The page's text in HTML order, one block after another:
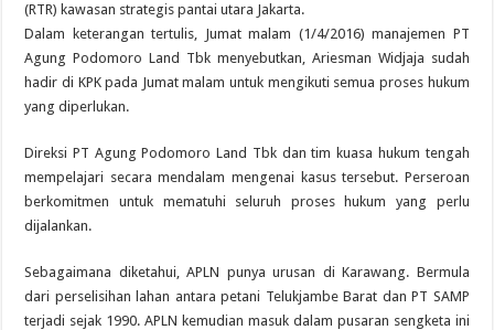
(RTR) kawasan strategis pantai utara Jakarta.
Dalam keterangan tertulis, Jumat malam (1/4/2016) manajemen PT
Agung Podomoro Land Tbk menyebutkan, Ariesman Widjaja sudah
hadir di KPK pada Jumat malam untuk mengikuti semua proses hukum
yang diperlukan.
Direksi PT Agung Podomoro Land Tbk dan tim kuasa hukum tengah
mempelajari secara mendalam mengenai kasus tersebut. Perseroan
berkomitmen untuk mematuhi seluruh proses hukum yang perlu
dijalankan.
Sebagaimana diketahui, APLN punya urusan di Karawang. Bermula
dari perselisihan lahan antara petani Telukjambe Barat dan PT SAMP
terjadi sejak 1990. APLN kemudian masuk dalam pusaran sengketa ini